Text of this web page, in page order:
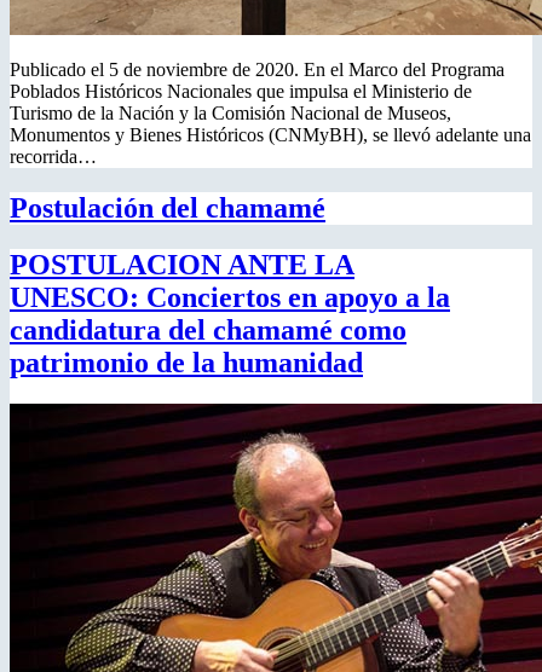
Publicado el 5 de noviembre de 2020. En el Marco del Programa
Poblados Históricos Nacionales que impulsa el Ministerio de
Turismo de la Nación y la Comisión Nacional de Museos,
Monumentos y Bienes Históricos (CNMyBH), se llevó adelante una
recorrida…
Postulación del chamamé
POSTULACION ANTE LA
UNESCO: Conciertos en apoyo a la
candidatura del chamamé como
patrimonio de la humanidad